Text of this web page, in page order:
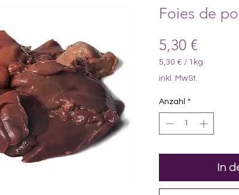
Foies de
5,30 €
5,30 € / 1kg
5,30 €
inkl. MwSt.
Anzahl *
In